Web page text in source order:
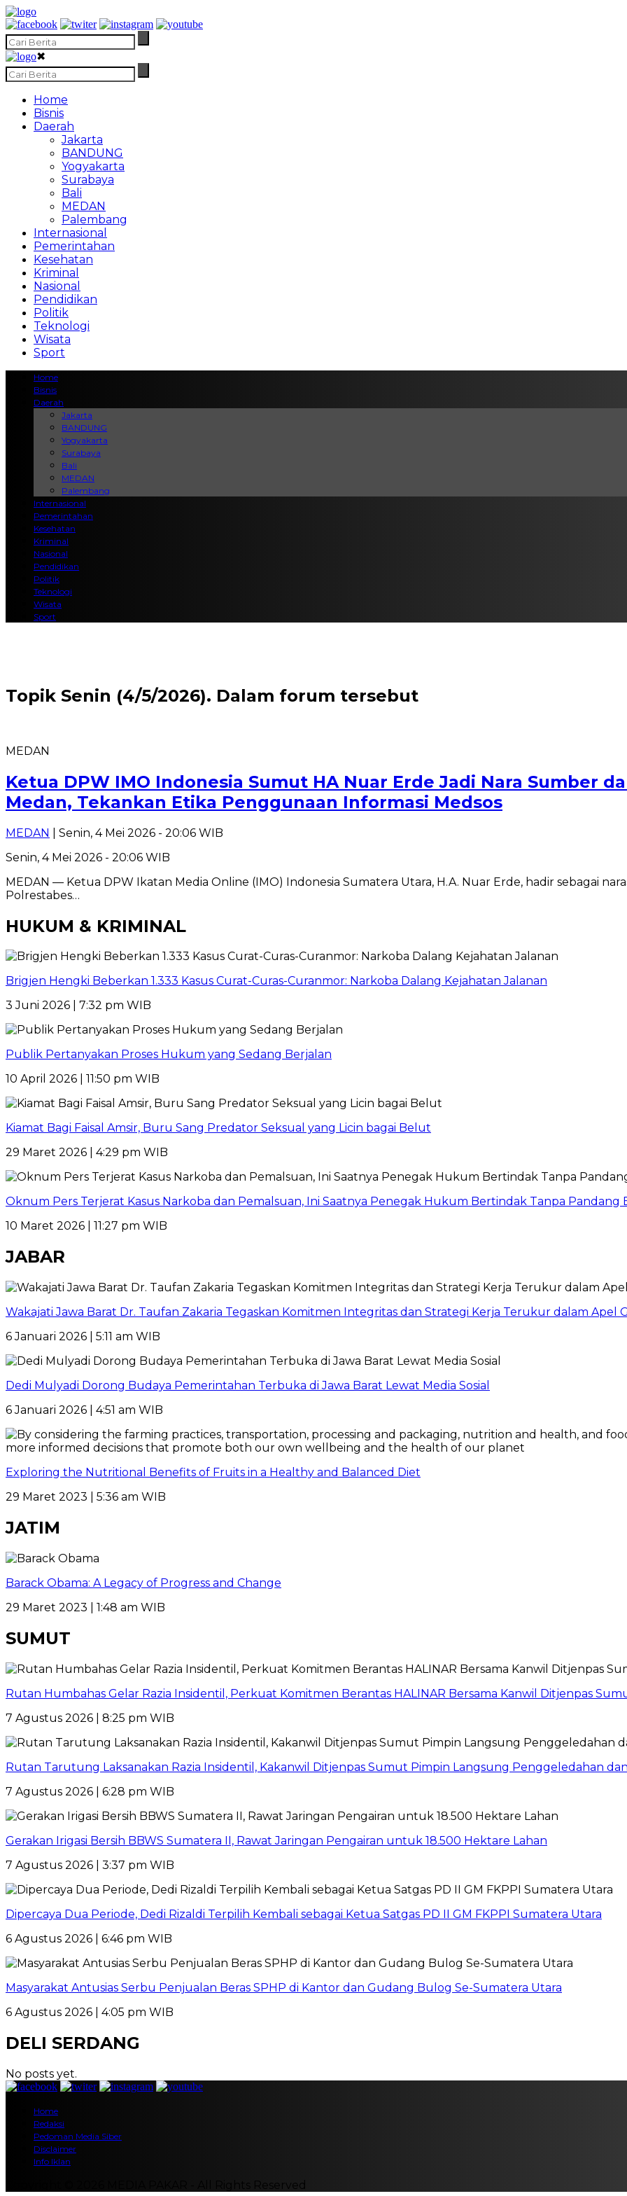
✖
Home
Bisnis
Daerah
Jakarta
BANDUNG
Yogyakarta
Surabaya
Bali
MEDAN
Palembang
Internasional
Pemerintahan
Kesehatan
Kriminal
Nasional
Pendidikan
Politik
Teknologi
Wisata
Sport
Home
Bisnis
Daerah
Jakarta
BANDUNG
Yogyakarta
Surabaya
Bali
MEDAN
Palembang
Internasional
Pemerintahan
Kesehatan
Kriminal
Nasional
Pendidikan
Politik
Teknologi
Wisata
Sport
Topik Senin (4/5/2026). Dalam forum tersebut
MEDAN
Ketua DPW IMO Indonesia Sumut HA Nuar Erde Jadi Nara Sumber
Medan, Tekankan Etika Penggunaan Informasi Medsos
MEDAN
| Senin, 4 Mei 2026 - 20:06 WIB
Senin, 4 Mei 2026 - 20:06 WIB
MEDAN — Ketua DPW Ikatan Media Online (IMO) Indonesia Sumatera Utara, H.A. Nuar Erde, hadir sebagai
Polrestabes…
HUKUM & KRIMINAL
Brigjen Hengki Beberkan 1.333 Kasus Curat-Curas-Curanmor: Narkoba Dalang Kejahatan Jalanan
3 Juni 2026 | 7:32 pm WIB
Publik Pertanyakan Proses Hukum yang Sedang Berjalan
10 April 2026 | 11:50 pm WIB
Kiamat Bagi Faisal Amsir, Buru Sang Predator Seksual yang Licin bagai Belut
29 Maret 2026 | 4:29 pm WIB
Oknum Pers Terjerat Kasus Narkoba dan Pemalsuan, Ini Saatnya Penegak Hukum Bertindak Tanpa Pandang
10 Maret 2026 | 11:27 pm WIB
JABAR
Wakajati Jawa Barat Dr. Taufan Zakaria Tegaskan Komitmen Integritas dan Strategi Kerja Terukur dalam Apel
6 Januari 2026 | 5:11 am WIB
Dedi Mulyadi Dorong Budaya Pemerintahan Terbuka di Jawa Barat Lewat Media Sosial
6 Januari 2026 | 4:51 am WIB
Exploring the Nutritional Benefits of Fruits in a Healthy and Balanced Diet
29 Maret 2023 | 5:36 am WIB
JATIM
Barack Obama: A Legacy of Progress and Change
29 Maret 2023 | 1:48 am WIB
SUMUT
Rutan Humbahas Gelar Razia Insidentil, Perkuat Komitmen Berantas HALINAR Bersama Kanwil Ditjenpas
7 Agustus 2026 | 8:25 pm WIB
Rutan Tarutung Laksanakan Razia Insidentil, Kakanwil Ditjenpas Sumut Pimpin Langsung Penggeledahan
7 Agustus 2026 | 6:28 pm WIB
Gerakan Irigasi Bersih BBWS Sumatera II, Rawat Jaringan Pengairan untuk 18.500 Hektare Lahan
7 Agustus 2026 | 3:37 pm WIB
Dipercaya Dua Periode, Dedi Rizaldi Terpilih Kembali sebagai Ketua Satgas PD II GM FKPPI Sumatera Utara
6 Agustus 2026 | 6:46 pm WIB
Masyarakat Antusias Serbu Penjualan Beras SPHP di Kantor dan Gudang Bulog Se-Sumatera Utara
6 Agustus 2026 | 4:05 pm WIB
DELI SERDANG
No posts yet.
Home
Redaksi
Pedoman Media Siber
Disclaimer
Info Iklan
Copyright © 2026 MEDIA PAKAR - All Rights Reserved